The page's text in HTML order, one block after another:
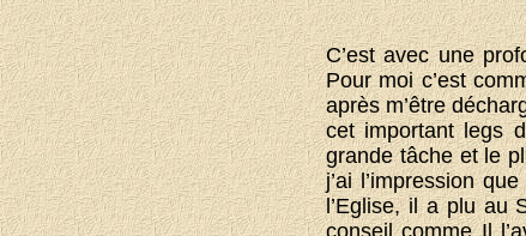
C’est avec une
Pour moi c’est
après m’être
cet important legs
grande tâche et le
j’ai l’impression
l’Eglise, il a plu au
conseil comme Il